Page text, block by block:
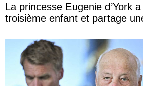
La princesse Eugenie d’York
troisième enfant et partage